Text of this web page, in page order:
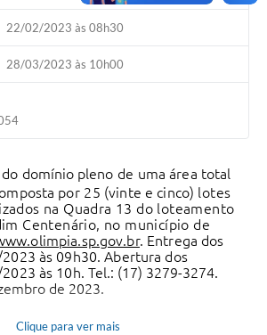
22/02/2023 às 08h30
28/03/2023 às 10h00
domínio pleno de uma área total
por25 (vinte e cinco) lotes
na Quadra 13 do loteamento
Centenário, no município de
. Entrega dos
às 09h30. Abertura dos
às 10h. Tel.: (17) 3279-3274.
de 2023.
Clique para ver mais